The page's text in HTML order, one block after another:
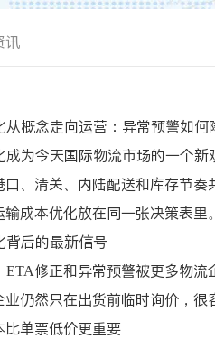
讯
概念走向运营：异常预警如何
为今天国际物流市场的一个
口、清关、内陆配送和库存节
成本优化放在同一张决策表里。
背后的最新信号
修正和异常预警被更多物
仍然只在出货前临时询价，很
比单票低价更重要